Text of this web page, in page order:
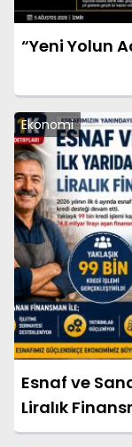
“Yeni Yolun
Ekonomi
Esnaf ve
Liralık